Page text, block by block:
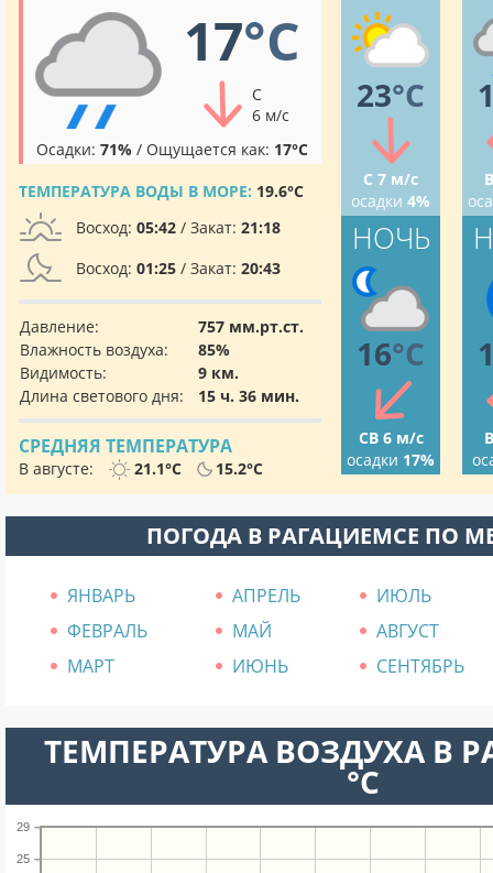
17°C
С
6 м/с
Осадки: 71% / Ощущается как: 17°C
ТЕМПЕРАТУРА ВОДЫ В МОРЕ: 19.6°C
Восход: 05:42 / Закат: 21:18
Восход: 01:25 / Закат: 20:43
Давление:
757 мм.рт.ст.
Влажность воздуха:
85%
Видимость:
9 км.
Длина светового дня:
15 ч. 36 мин.
СРЕДНЯЯ ТЕМПЕРАТУРА
В августе: 21.1°C 15.2°C
23°C
С 7 м/с
осадки 4%
НОЧЬ
16°C
СВ 6 м/с
осадки 17%
ПОГОДА В РАГАЦИЕМСЕ ПО
ЯНВАРЬ АПРЕЛЬ
ИЮЛЬ
ФЕВРАЛЬ
МАЙ
АВГУСТ
МАРТ
ИЮНЬ СЕНТЯБРЬ
ТЕМПЕРАТУРА ВОЗДУХА В
°C
25
29